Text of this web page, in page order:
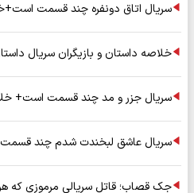
سریال اتاق دونفره چند قسمت
خلاصه داستان و بازیگران سریال
سریال جزر و مد چند قسمت است+
سریال عاشق لبخندت شدم چند قسمت
جک قصاب؛ قاتل سریالی مرموزی که